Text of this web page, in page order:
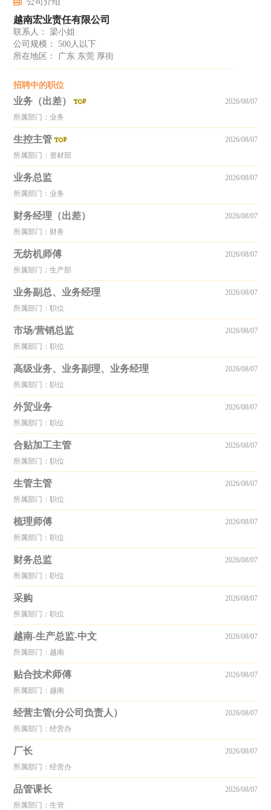
越南宏业责任有限公司
联系人： 梁小姐
公司规模： 500人以下
所在地区： 广东 东莞 厚街
招聘中的职位
业务（出差）
所属部门：业务
2026/08/07
生控主管
所属部门：资材部
2026/08/07
业务总监
所属部门：业务
2026/08/07
财务经理（出差）
所属部门：财务
2026/08/07
无纺机师傅
所属部门：生产部
2026/08/07
业务副总、业务经理
所属部门：职位
2026/08/07
市场/营销总监
所属部门：职位
2026/08/07
高级业务、业务副理、业务经理
所属部门：职位
2026/08/07
外贸业务
所属部门：职位
2026/08/07
合贴加工主管
所属部门：职位
2026/08/07
生管主管
所属部门：职位
2026/08/07
梳理师傅
所属部门：职位
2026/08/07
财务总监
所属部门：职位
2026/08/07
采购
所属部门：职位
2026/08/07
越南-生产总监-中文
所属部门：越南
2026/08/07
贴合技术师傅
所属部门：越南
2026/08/07
经营主管(分公司负责人）
所属部门：经营办
2026/08/07
厂长
所属部门：经营办
2026/08/07
品管课长
所属部门：生管
2026/08/07